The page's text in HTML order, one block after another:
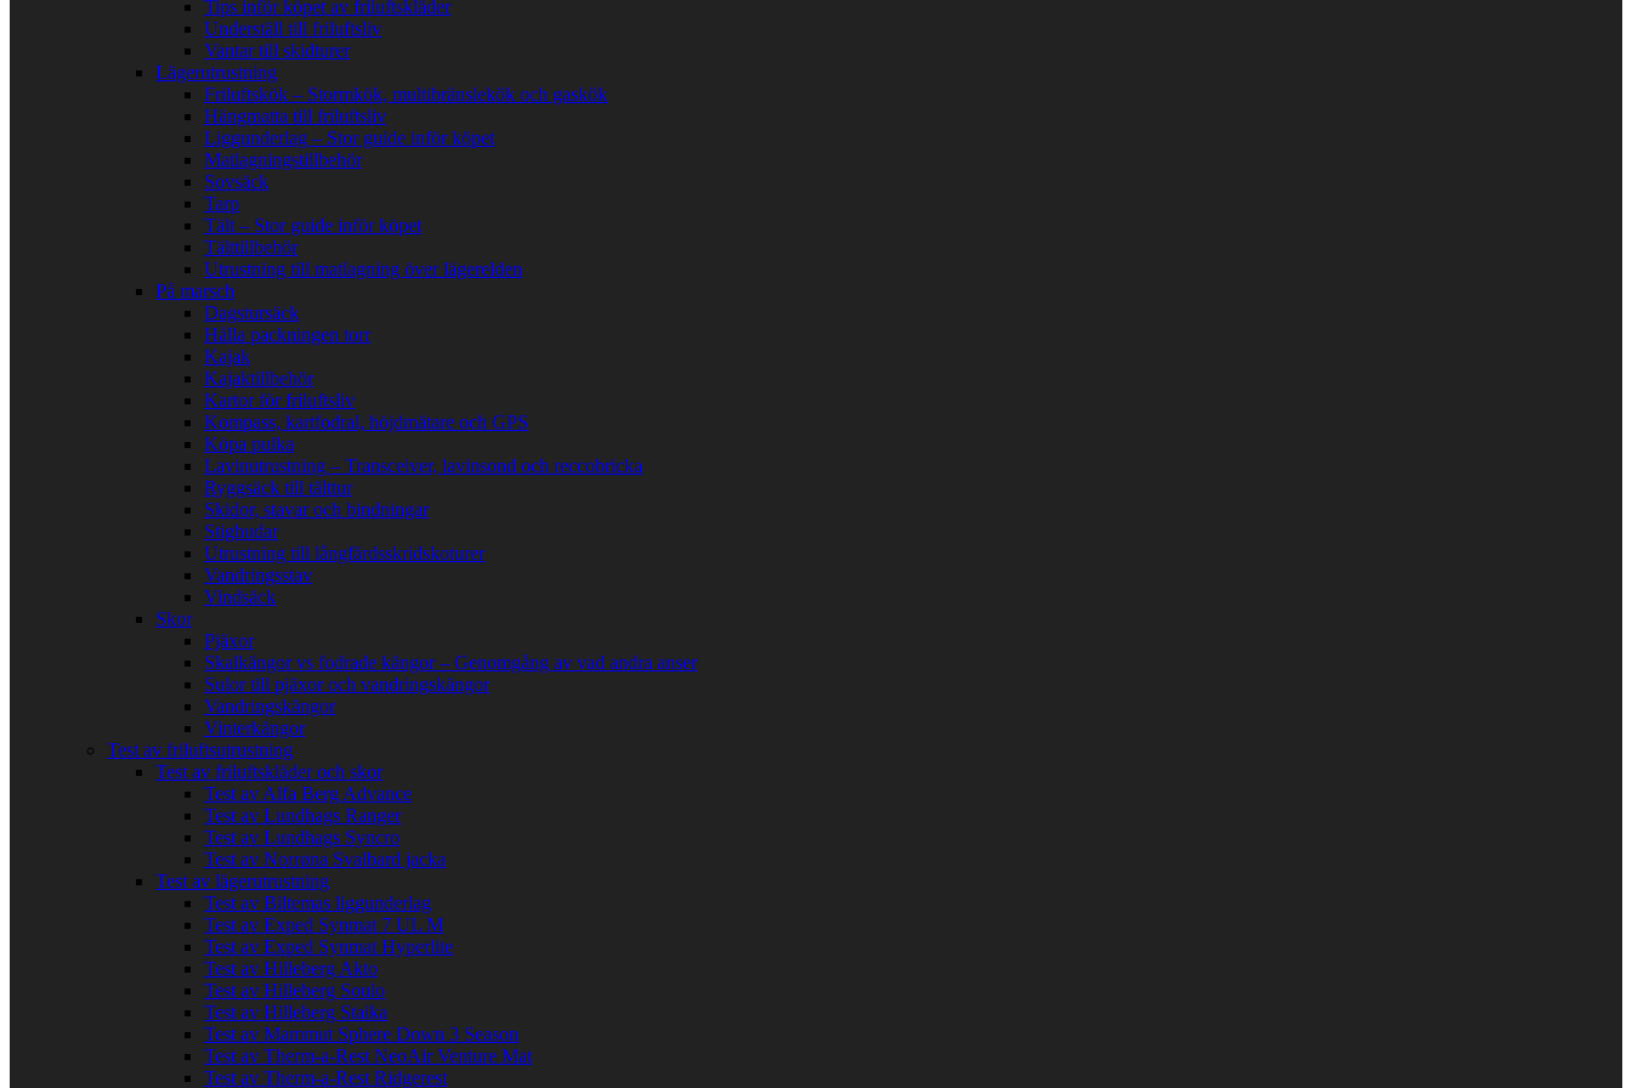
Tips inför köpet av friluftskläder
Underställ till friluftsliv
Vantar till skidturer
Lägerutrustning
Friluftskök – Stormkök, multibränslekök och gaskök
Hängmatta till friluftsliv
Liggunderlag – Stor guide inför köpet
Matlagningstillbehör
Sovsäck
Tarp
Tält – Stor guide inför köpet
Tälttillbehör
Utrustning till matlagning över lägerelden
På marsch
Dagstursäck
Hålla packningen torr
Kajak
Kajaktillbehör
Kartor för friluftsliv
Kompass, kartfodral, höjdmätare och GPS
Köpa pulka
Lavinutrustning – Transceiver, lavinsond och reccobricka
Ryggsäck till tälttur
Skidor, stavar och bindningar
Stighudar
Utrustning till långfärdsskridskoturer
Vandringsstav
Vindsäck
Skor
Pjäxor
Skalkängor vs fodrade kängor – Genomgång av vad andra anser
Sulor till pjäxor och vandringskängor
Vandringskängor
Vinterkängor
Test av friluftsutrustning
Test av friluftskläder och skor
Test av Alfa Berg Advance
Test av Lundhags Ranger
Test av Lundhags Syncro
Test av Norrøna Svalbard jacka
Test av lägerutrustning
Test av Biltemas liggunderlag
Test av Exped Synmat 7 UL M
Test av Exped Synmat Hyperlite
Test av Hilleberg Akto
Test av Hilleberg Soulo
Test av Hilleberg Staika
Test av Mammut Sphere Down 3 Season
Test av Therm-a-Rest NeoAir Venture Mat
Test av Therm-a-Rest Ridgerest